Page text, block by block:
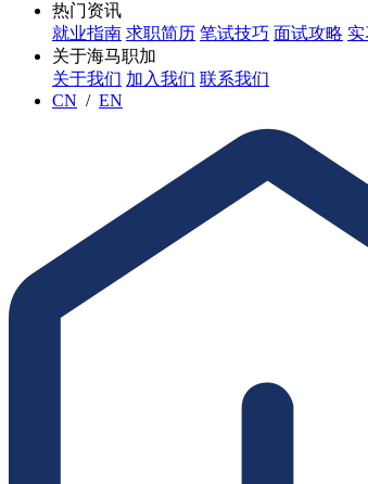
热门资讯
就业指南 求职简历 笔试技巧 面试攻略
关于海马职加
关于我们 加入我们 联系我们
CN / EN